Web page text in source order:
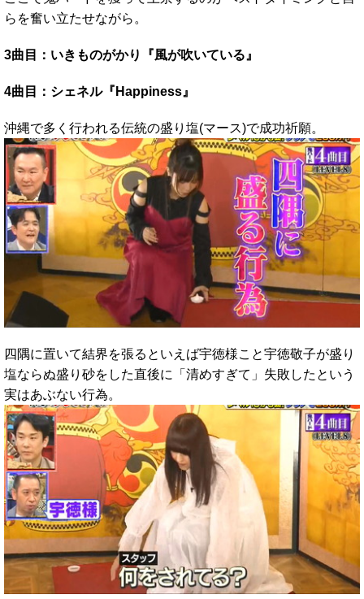
らを奮い立たせながら。
3曲目：いきものがかり『風が吹いている』
4曲目：シェネル『Happiness』
沖縄で多く行われる伝統の盛り塩(マース)で成功祈願。
四隅に置いて結界を張るといえば宇徳様こと宇徳敬子が盛り
塩ならぬ盛り砂をした直後に「清めすぎて」失敗したという
実はあぶない行為。